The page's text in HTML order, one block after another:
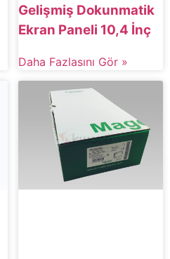
Gelişmiş Dokunmatik
Ekran Paneli 10,4 İnç
Daha Fazlasını Gör »